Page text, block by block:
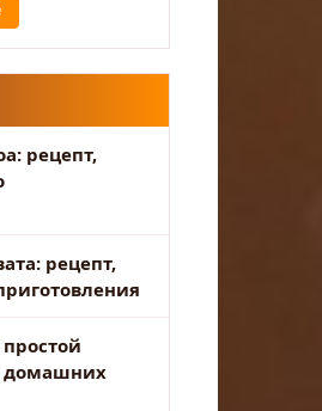
рецепт,
рецепт,
домашних